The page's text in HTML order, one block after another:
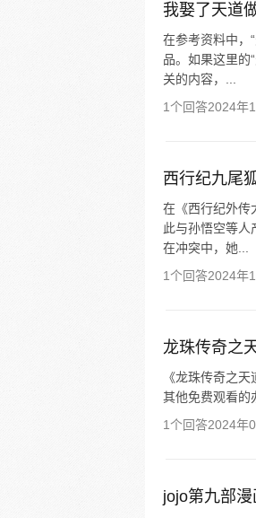
我娶了天道
在参考资料中，
品。如果这里的
关的内容，...
1个回答2024年
西行纪九尾
在《西行纪外传
此与孙悟空等人
在冲突中，她...
1个回答2024年
龙珠传奇之
《龙珠传奇之
其他免费观看的
1个回答2024年
jojo第九部漫